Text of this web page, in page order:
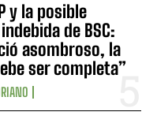
y la posible
de BSC:
asombroso, la
ser completa”